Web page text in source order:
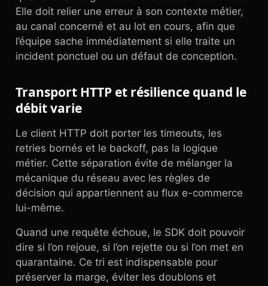
Elle doit relier une erreur à son contexte métier,
au canal concerné et au lot en cours, afin que
l’équipe sache immédiatement si elle traite un
incident ponctuel ou un défaut de conception.
Transport HTTP et résilience quand le
débit varie
Le client HTTP doit porter les timeouts, les
retries bornés et le backoff, pas la logique
métier. Cette séparation évite de mélanger la
mécanique du réseau avec les règles de
décision qui appartiennent au flux e-commerce
lui-même.
Quand une requête échoue, le SDK doit pouvoir
dire si l’on rejoue, si l’on rejette ou si l’on met en
quarantaine. Ce tri est indispensable pour
préserver la marge, éviter les doublons et